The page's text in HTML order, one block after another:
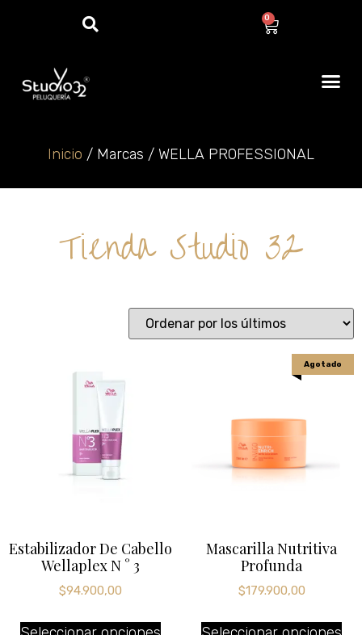
0
Inicio / Marcas / WELLA PROFESSIONAL
Tienda Studio 32
Estabilizador De Cabello
Wellaplex N ° 3
$94.900,00
Agotado
Mascarilla Nutritiva
Profunda
$179.900,00